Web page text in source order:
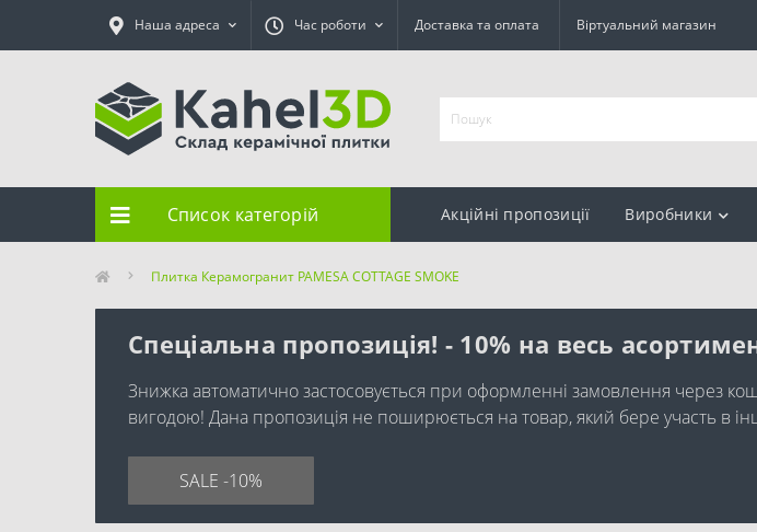
Наша адреса Час роботи Доставка та оплата Віртуальний магазин
Список категорій Акційні пропозиції Виробники
Плитка Керамогранит PAMESA COTTAGE SMOKE
Спеціальна пропозиція! - 10% на весь
Знижка автоматично застосовується при оформленні замовлення через
вигодою! Дана пропозиція не поширюється на товар, який бере участь в
SALE -10%